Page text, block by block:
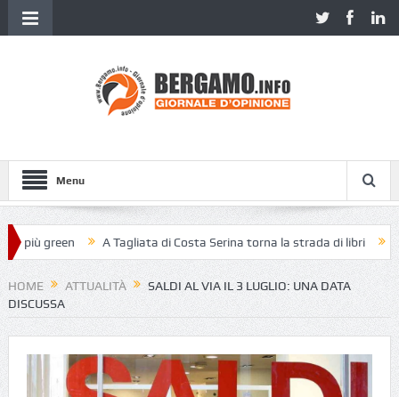
Menu
green A Tagliata di Costa Serina torna la strada di libri
HOME ATTUALITÀ
SALDI AL VIA IL 3 LUGLIO: UNA DATA
DISCUSSA